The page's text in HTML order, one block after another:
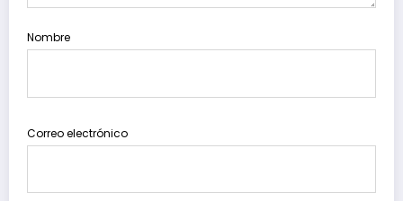
Nombre
Correo electrónico